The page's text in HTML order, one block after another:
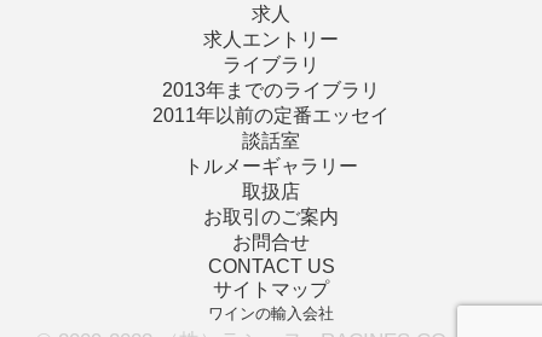
求人
求人エントリー
ライブラリ
2013年までのライブラリ
2011年以前の定番エッセイ
談話室
トルメーギャラリー
取扱店
お取引のご案内
お問合せ
CONTACT US
サイトマップ
ワインの輸入会社